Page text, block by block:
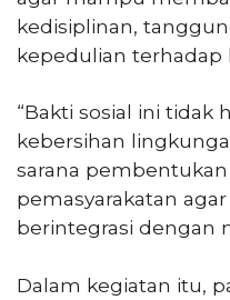
kedisiplinan,
kepedulian terhadap
“Bakti sosial ini tidak
kebersihan
sarana
pemasyarakatan
berintegrasi dengan
Dalam kegiatan itu,